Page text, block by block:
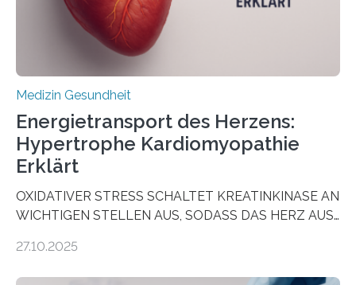
häufigsten Krebsarten und stellt…
Medizin Gesundheit
Energietransport des Herzens:
Hypertrophe Kardiomyopathie
Erklärt
OXIDATIVER STRESS SCHALTET KREATINKINASE AN
WICHTIGEN STELLEN AUS, SODASS DAS HERZ AUS
aus dem Deutschen Zentrum für Herzinsuffizienz
27.10.2025